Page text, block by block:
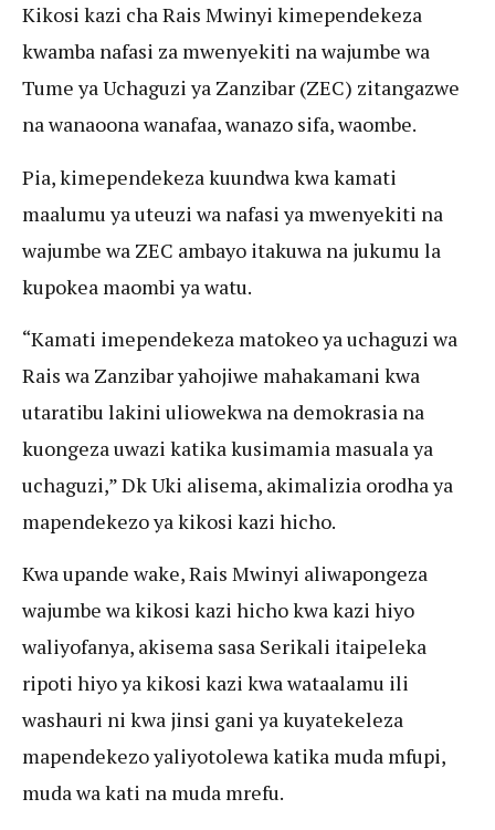
Kikosi kazi cha Rais Mwinyi kimependekeza
kwamba nafasi za mwenyekiti na wajumbe wa
Tume ya Uchaguzi ya Zanzibar (ZEC) zitangazwe
na wanaoona wanafaa, wanazo sifa, waombe.
Pia, kimependekeza kuundwa kwa kamati
maalumu ya uteuzi wa nafasi ya mwenyekiti na
wajumbe wa ZEC ambayo itakuwa na jukumu la
kupokea maombi ya watu.
“Kamati imependekeza matokeo ya uchaguzi wa
Rais wa Zanzibar yahojiwe mahakamani kwa
utaratibu lakini uliowekwa na demokrasia na
kuongeza uwazi katika kusimamia masuala ya
uchaguzi,” Dk Uki alisema, akimalizia orodha ya
mapendekezo ya kikosi kazi hicho.
Kwa upande wake, Rais Mwinyi aliwapongeza
wajumbe wa kikosi kazi hicho kwa kazi hiyo
waliyofanya, akisema sasa Serikali itaipeleka
ripoti hiyo ya kikosi kazi kwa wataalamu ili
washauri ni kwa jinsi gani ya kuyatekeleza
mapendekezo yaliyotolewa katika muda mfupi,
muda wa kati na muda mrefu.